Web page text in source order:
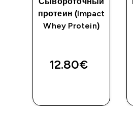
протеин (Impact
Whey Protein)
12.80€‎